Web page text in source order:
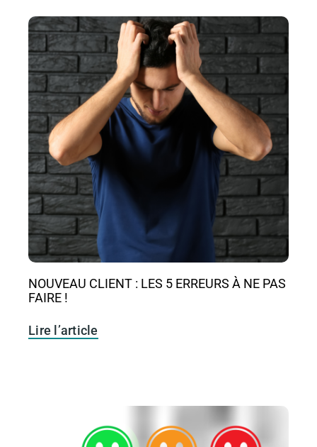
NOUVEAU CLIENT : LES 5 ERREURS À NE PAS
FAIRE !
Lire l’article